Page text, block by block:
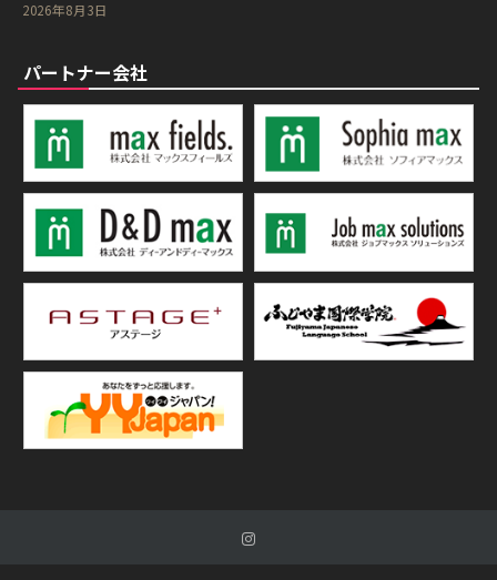
2026年8月3日
パートナー会社